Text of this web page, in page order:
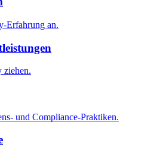
Erfahrung an.
ziehen.
und Compliance-Praktiken.